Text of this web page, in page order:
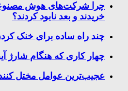
چرا شرکت‌های هوش مصنوعی
خریدند و بعد نابود کردند؟
چند راه‌ ساده برای خنک
چهار کاری که هنگام شارژ
عجیب‌ترین عوامل مختل